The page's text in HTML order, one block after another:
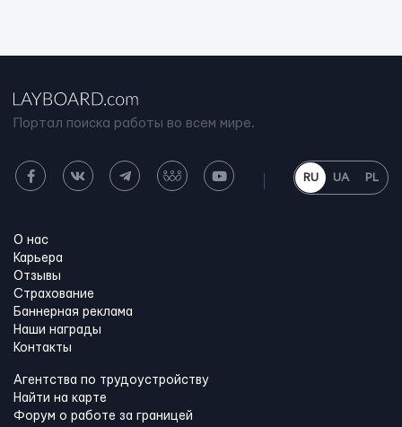
Портал поиска работы во всем мире.
RU UA PL
О нас
Карьера
Отзывы
Страхование
Баннерная реклама
Наши награды
Контакты
Агентства по трудоустройству
Найти на карте
Форум о работе за границей